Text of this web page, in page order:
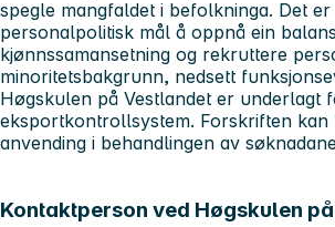
spegle mangfaldet i befolkninga. Det
personalpolitisk mål å oppnå ein
kjønnssamansetning og rekruttere
minoritetsbakgrunn, nedsett
Høgskulen på Vestlandet er underlagt
eksportkontrollsystem. Forskriften kan
anvending i behandlingen av
Kontaktperson ved Høgskulen